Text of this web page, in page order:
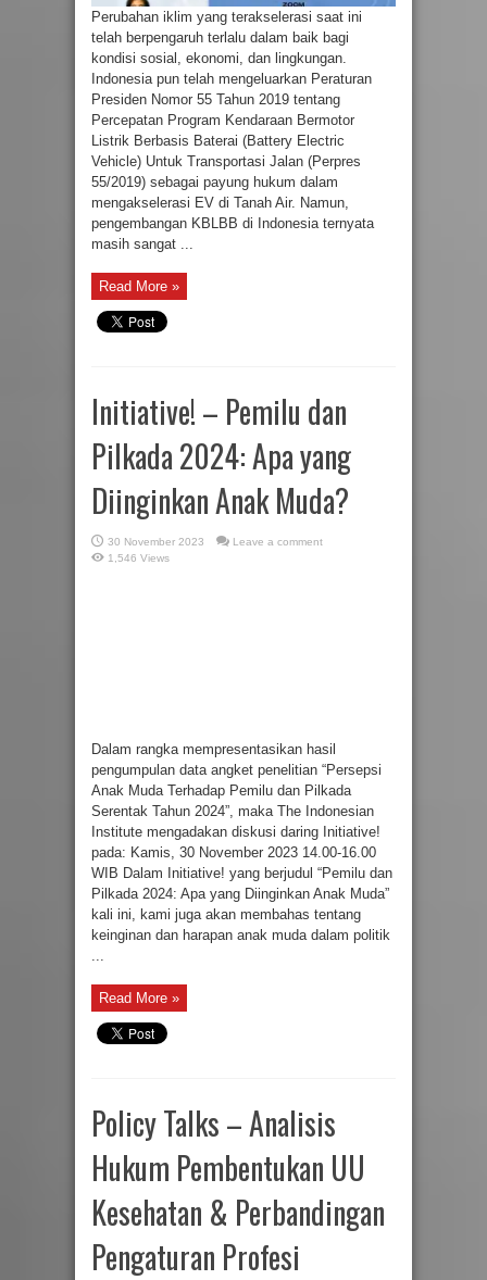
Perubahan iklim yang terakselerasi saat ini
telah berpengaruh terlalu dalam baik bagi
kondisi sosial, ekonomi, dan lingkungan.
Indonesia pun telah mengeluarkan Peraturan
Presiden Nomor 55 Tahun 2019 tentang
Percepatan Program Kendaraan Bermotor
Listrik Berbasis Baterai (Battery Electric
Vehicle) Untuk Transportasi Jalan (Perpres
55/2019) sebagai payung hukum dalam
mengakselerasi EV di Tanah Air. Namun,
pengembangan KBLBB di Indonesia ternyata
masih sangat ...
Read More »
Initiative! – Pemilu dan
Pilkada 2024: Apa yang
Diinginkan Anak Muda?
30 November 2023
Leave a comment
1,546 Views
Dalam rangka mempresentasikan hasil
pengumpulan data angket penelitian “Persepsi
Anak Muda Terhadap Pemilu dan Pilkada
Serentak Tahun 2024”, maka The Indonesian
Institute mengadakan diskusi daring Initiative!
pada: Kamis, 30 November 2023 14.00-16.00
WIB Dalam Initiative! yang berjudul “Pemilu dan
Pilkada 2024: Apa yang Diinginkan Anak Muda”
kali ini, kami juga akan membahas tentang
keinginan dan harapan anak muda dalam politik
Read More »
Policy Talks – Analisis
Hukum Pembentukan UU
Kesehatan & Perbandingan
Pengaturan Profesi